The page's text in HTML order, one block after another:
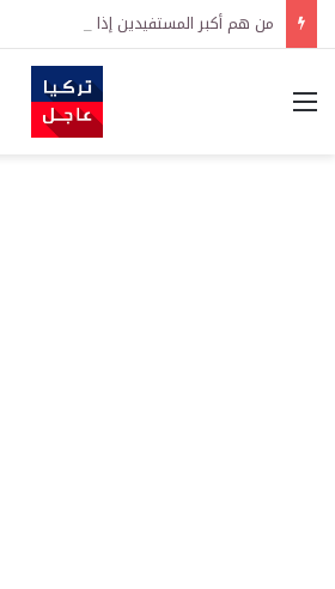
من هم أكبر المستفيدين إذا انتهت الحرب؟
القائمة